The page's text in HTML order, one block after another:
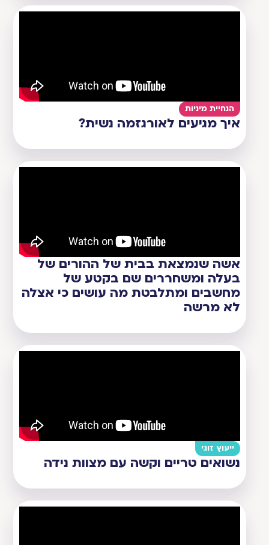
הנחיית מיניות
איך מגיעים לאורגזמה נשית?
אשה שנמצאת בבית של ההורים של
בעלה ומשחררים שם בקטע של
מחשבים ומתלבטת מה עושים כי אצלה
לא מרשה
ייעוץ זוגי
נשואים טריים וקשה עם מצוות נידה